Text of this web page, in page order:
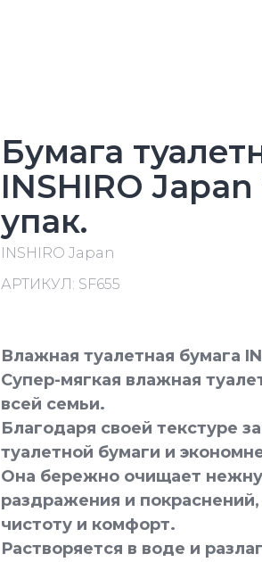
Бумага
INSHIRO
упак.
INSHIRO Japan
АРТИКУЛ: SF655
Влажная туалетная бумага
Супер-мягкая влажная
всей семьи.
Благодаря своей текстуре
туалетной бумаги и
Она бережно очищает
раздражения и
чистоту и комфорт.
Растворяется в воде и